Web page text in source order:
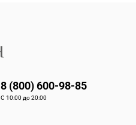
8 (800) 600-98-85
С 10:00 до 20:00